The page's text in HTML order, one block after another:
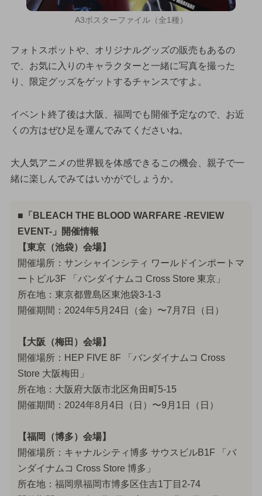
A3ポスターファイル（全1種）
フォトスポットや、オリジナルグッズの販売もあるの
で、お気に入りのキャラクターと一緒に写真を撮った
り、限定グッズをゲットするチャンスですよ。
イベント終了後は大阪、福岡でも開催予定なので、お近
くの方はぜひ足を運んでみてくださいね。
大人気アニメの世界観を体感できるこの機会、親子で一
緒に楽しんでみてはいかがでしょうか。
■「BLEACH THE BLOOD WARFARE -REVIEW
EVENT-」開催情報
【東京（池袋）会場】
開催場所：サンシャインシティ ワールドインポートマ
ートビル3F 「バンダイナムコ Cross Store 東京」
所在地：東京都豊島区東池袋3-1-3
開催期間：2024年5月24日（金）〜7月7日（日）
【大阪（梅田）会場】
開催場所：HEP FIVE 8F 「バンダイナムコ Cross
Store 大阪梅田」
所在地：大阪府大阪市北区角田町5-15
開催期間：2024年8月4日（日）〜9月1日（日）
【福岡（博多）会場】
開催場所：キャナルシティ博多 サウスビルB1F 「バ
ンダイナムコ Cross Store 博多」
所在地：福岡県福岡市博多区住吉1丁目2-74